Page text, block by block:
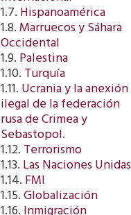
1.7.Hispanoamérica
1.8.Marruecos y Sáhara
Occidental
1.9.Palestina
1.10.Turquía
1.11.Ucrania y la anexión
ilegal de la federación
rusa de Crimea y
Sebastopol.
1.12.Terrorismo
1.13.Las Naciones Unidas
1.14.FMI
1.15.Globalización